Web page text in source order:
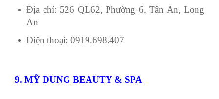
Địa chỉ: 526 QL62, Phường 6, Tân An, Long
An
Điện thoại: 0919.698.407
9. MỸ DUNG BEAUTY & SPA